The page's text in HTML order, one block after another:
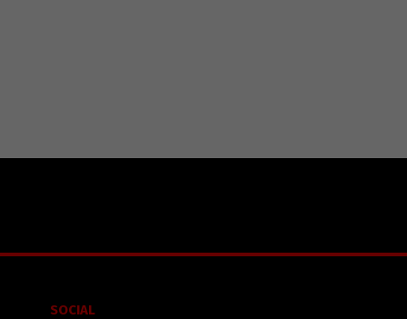
SOCIAL